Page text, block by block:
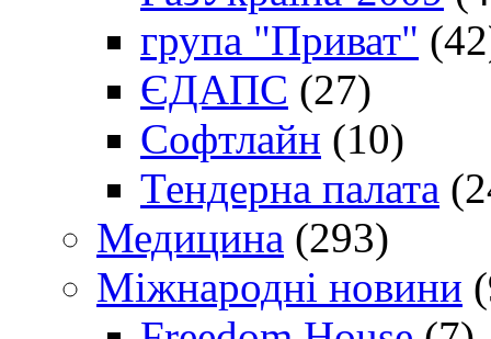
група "Приват"
ЄДАПС (27)
Софтлайн (10)
Тендерна палата
Медицина (293)
Міжнародні новини